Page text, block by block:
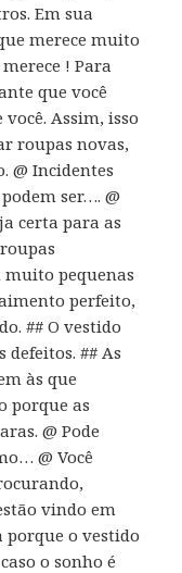
Em sua
merece muito
! Para
que você
Assim, isso
roupas novas,
@ Incidentes
ser…. @
certa para as
pequenas
perfeito,
## O vestido
## As
às que
porque as
@ Pode
@ Você
vindo em
porque o vestido
o sonho é